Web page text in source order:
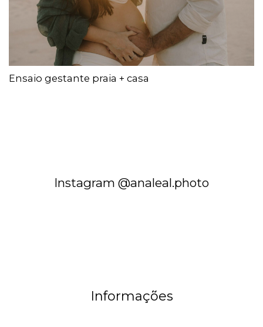
Ensaio gestante praia + casa
Instagram @analeal.photo
Informações